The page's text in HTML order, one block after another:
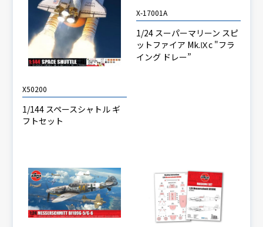
X50200
1/144 スペースシャトル ギ
フトセット
X-17001A
1/24 スーパーマリーン スピ
ットファイア Mk.Ⅸc "フラ
イング ドレー”